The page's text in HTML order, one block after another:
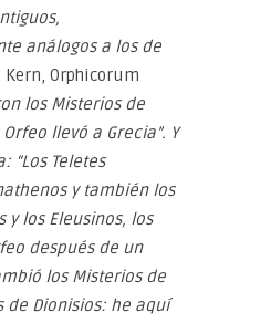
análogos a los de
Kern, Orphicorum
los Misterios de
llevó a Grecia”. Y
“Los Teletes
y también los
y los Eleusinos, los
después de un
los Misterios de
de Dionisios: he aquí